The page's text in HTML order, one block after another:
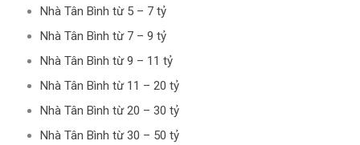
Nhà Tân Bình từ 5 – 7 tỷ
Nhà Tân Bình từ 7 – 9 tỷ
Nhà Tân Bình từ 9 – 11 tỷ
Nhà Tân Bình từ 11 – 20 tỷ
Nhà Tân Bình từ 20 – 30 tỷ
Nhà Tân Bình từ 30 – 50 tỷ